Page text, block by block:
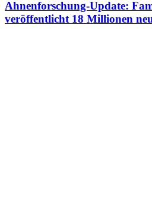
Ahnenforschung-Update:
veröffentlicht 18 Millionen